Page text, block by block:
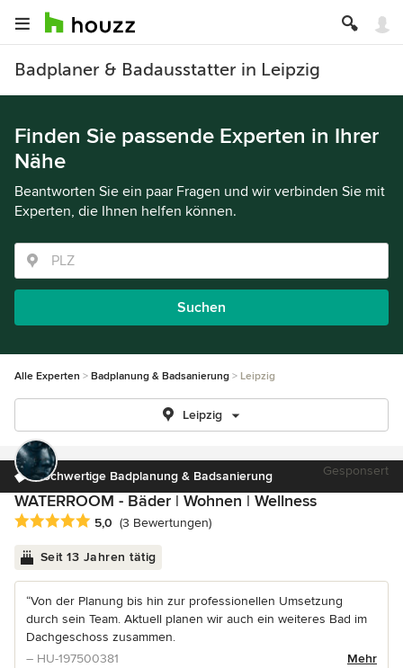
Badplaner & Badausstatter in Leipzig
Finden Sie passende Experten in Ihrer
Nähe
Beantworten Sie ein paar Fragen und wir verbinden Sie mit
Experten, die Ihnen helfen können.
Suchen
Alle Experten Badplanung & Badsanierung Leipzig
Leipzig
Hochwertige Badplanung & Badsanierung Gesponsert
WATERROOM - Bäder | Wohnen | Wellness
Durchschnittliche Bewertung: 5 von 5 Sternen
5,0 (3 Bewertungen)
Seit 13 Jahren tätig
“Von der Planung bis hin zur professionellen Umsetzung
durch sein Team. Aktuell planen wir auch ein weiteres Bad im
Dachgeschoss zusammen.
– HU-197500381
Mehr